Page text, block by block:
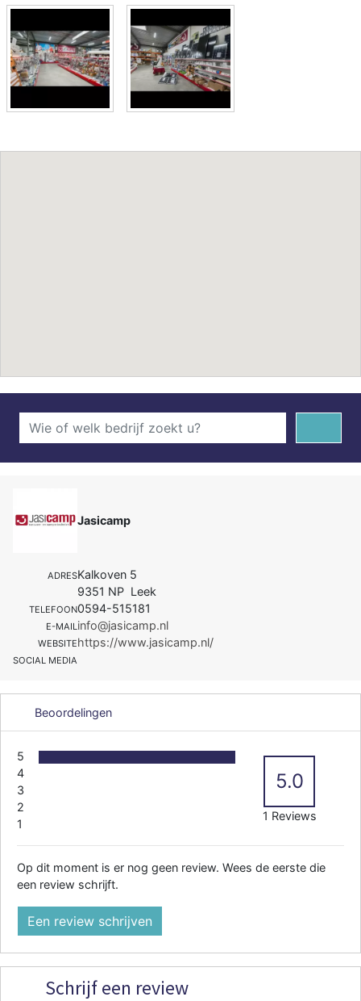
Jasicamp
ADRESKalkoven 5
9351 NP Leek
TELEFOON0594-515181
E-MAILinfo@jasicamp.nl
WEBSITEhttps://www.jasicamp.nl/
SOCIAL MEDIA
Beoordelingen
5
4
3
2
1
5.0
1 Reviews
Op dit moment is er nog geen review. Wees de eerste die
een review schrijft.
Een review schrijven
Schrijf een review